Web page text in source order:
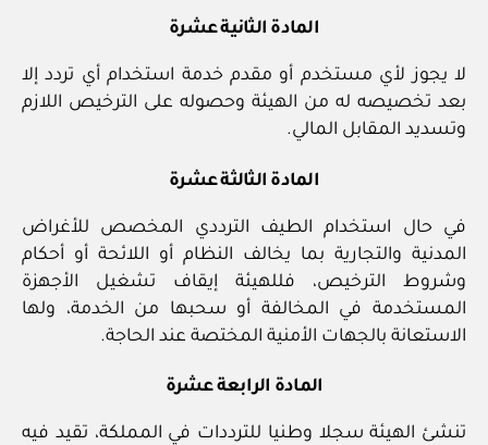
المادة الثانية عشرة
لا يجوز لأي مستخدم أو مقدم خدمة استخدام أي تردد إلا
بعد تخصيصه له من الهيئة وحصوله على الترخيص اللازم
وتسديد المقابل المالي.
المادة الثالثة عشرة
في حال استخدام الطيف الترددي المخصص للأغراض
المدنية والتجارية بما يخالف النظام أو اللائحة أو أحكام
وشروط الترخيص، فللهيئة إيقاف تشغيل الأجهزة
المستخدمة في المخالفة أو سحبها من الخدمة، ولها
الاستعانة بالجهات الأمنية المختصة عند الحاجة.
المادة الرابعة عشرة
تنشئ الهيئة سجلا وطنيا للترددات في المملكة، تقيد فيه